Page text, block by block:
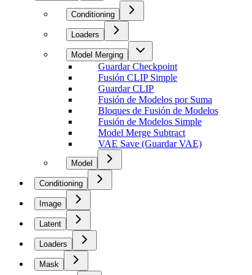
Conditioning
Loaders
Model Merging
Guardar Checkpoint
Fusión CLIP Simple
Guardar CLIP
Fusión de Modelos por Suma
Bloques de Fusión de Modelos
Fusión de Modelos Simple
Model Merge Subtract
VAE Save (Guardar VAE)
Model
Conditioning
Image
Latent
Loaders
Mask